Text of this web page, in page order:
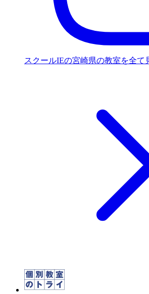
スクールIEの宮崎県の教室を全て